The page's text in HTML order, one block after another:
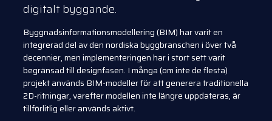
digitalt byggande.
Byggnadsinformationsmodellering (BIM) har varit en
integrerad del av den nordiska byggbranschen i över två
decennier, men implementeringen har i stort sett varit
begränsad till designfasen. I många (om inte de flesta)
projekt används BIM-modeller för att generera traditionella
2D-ritningar, varefter modellen inte längre uppdateras, är
tillförlitlig eller används aktivt.